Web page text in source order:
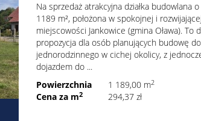
Na sprzedaż atrakcyjna działka budowlana
1189 m², położona w spokojnej i
miejscowości Jankowice (gmina Oława). To
propozycja dla osób planujących budowę
jednorodzinnego w cichej okolicy, z
dojazdem do ...
Powierzchnia
1 189,00 m2
Cena za m2 294,37 zł